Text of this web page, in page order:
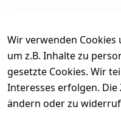
Wir verwenden Cookies
um z.B. Inhalte zu
gesetzte Cookies. Wir
Interesses erfolgen.
ändern oder zu
Rechtliches
AGB
Impressum